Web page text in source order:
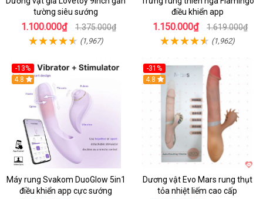
tường siêu sướng
1.100.000₫ 1.375.000₫
(1,967)
điều khiển app
1.150.000₫ 1.619.000₫
(1,962)
-13%
4.8
Máy rung Svakom DuoGlow 5in1
điều khiển app cực sướng
-31%
4.8
Dương vật Evo Mars rung thụt
tỏa nhiệt liếm cao cấp